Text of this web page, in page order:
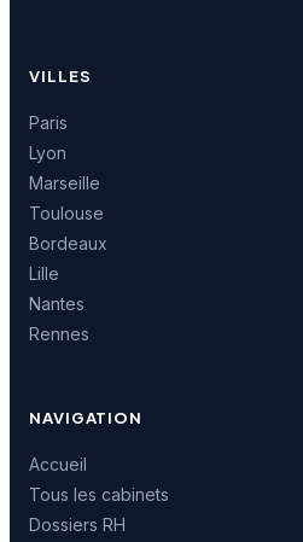
VILLES
Paris
Lyon
Marseille
Toulouse
Bordeaux
Lille
Nantes
Rennes
NAVIGATION
Accueil
Tous les cabinets
Dossiers RH